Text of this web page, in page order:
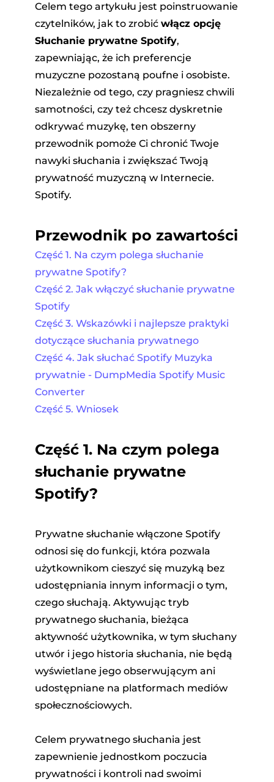
Celem tego artykułu jest poinstruowanie
czytelników, jak to zrobić włącz opcję
Słuchanie prywatne Spotify,
zapewniając, że ich preferencje
muzyczne pozostaną poufne i osobiste.
Niezależnie od tego, czy pragniesz chwili
samotności, czy też chcesz dyskretnie
odkrywać muzykę, ten obszerny
przewodnik pomoże Ci chronić Twoje
nawyki słuchania i zwiększać Twoją
prywatność muzyczną w Internecie.
Spotify.
Przewodnik po zawartości
Część 1. Na czym polega słuchanie
prywatne Spotify?
Część 2. Jak włączyć słuchanie prywatne
Spotify
Część 3. Wskazówki i najlepsze praktyki
dotyczące słuchania prywatnego
Część 4. Jak słuchać Spotify Muzyka
prywatnie - DumpMedia Spotify Music
Converter
Część 5. Wniosek
Część 1. Na czym polega
słuchanie prywatne
Spotify?
Prywatne słuchanie włączone Spotify
odnosi się do funkcji, która pozwala
użytkownikom cieszyć się muzyką bez
udostępniania innym informacji o tym,
czego słuchają. Aktywując tryb
prywatnego słuchania, bieżąca
aktywność użytkownika, w tym słuchany
utwór i jego historia słuchania, nie będą
wyświetlane jego obserwującym ani
udostępniane na platformach mediów
społecznościowych.
Celem prywatnego słuchania jest
zapewnienie jednostkom poczucia
prywatności i kontroli nad swoimi